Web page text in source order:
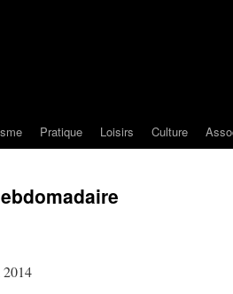
Pratique Loisirs Culture
2014